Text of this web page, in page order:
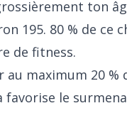
ton
195. 80 % de ce
de fitness.
maximum 20 %
le